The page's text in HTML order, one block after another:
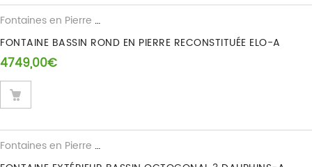
Fontaines en Pierre Reconstituee
FONTAINE BASSIN ROND EN PIERRE RECONSTITUÉE ELO-A
4749,00€
Fontaines en Pierre Reconstituee